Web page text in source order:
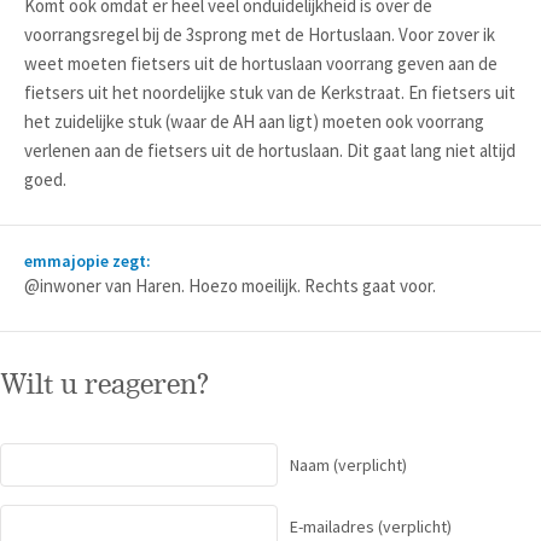
Komt ook omdat er heel veel onduidelijkheid is over de
voorrangsregel bij de 3sprong met de Hortuslaan. Voor zover ik
weet moeten fietsers uit de hortuslaan voorrang geven aan de
fietsers uit het noordelijke stuk van de Kerkstraat. En fietsers uit
het zuidelijke stuk (waar de AH aan ligt) moeten ook voorrang
verlenen aan de fietsers uit de hortuslaan. Dit gaat lang niet altijd
goed.
emmajopie zegt:
@inwoner van Haren. Hoezo moeilijk. Rechts gaat voor.
Wilt u reageren?
Naam (verplicht)
E-mailadres (verplicht)